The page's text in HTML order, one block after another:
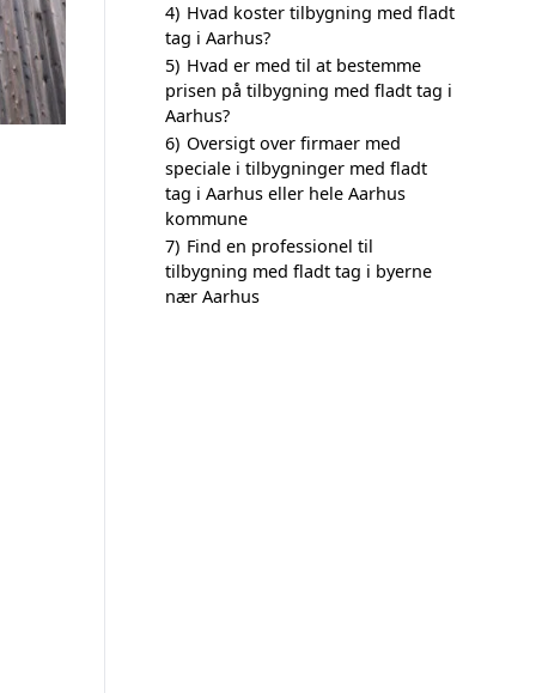
4) Hvad koster tilbygning med fladt
tag i Aarhus?
5) Hvad er med til at bestemme
prisen på tilbygning med fladt tag i
Aarhus?
6) Oversigt over firmaer med
speciale i tilbygninger med fladt
tag i Aarhus eller hele Aarhus
kommune
7) Find en professionel til
tilbygning med fladt tag i byerne
nær Aarhus